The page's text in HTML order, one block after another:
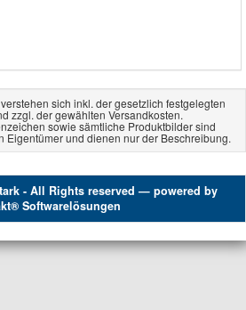
sich inkl. der gesetzlich festgelegten
zzgl. der gewählten Versandkosten.
sowie sämtliche Produktbilder sind
Eigentümer und dienen nur der Beschreibung.
- All Rights reserved — powered by
Softwarelösungen